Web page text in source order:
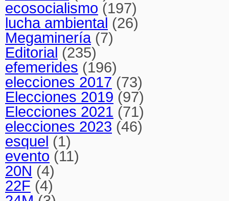
ecosocialismo (197)
lucha ambiental (26)
Megaminería(7)
Editorial (235)
efemerides (196)
elecciones 2017 (73)
Elecciones 2019 (97)
Elecciones 2021 (71)
elecciones 2023 (46)
esquel (1)
evento (11)
20N (4)
22F (4)